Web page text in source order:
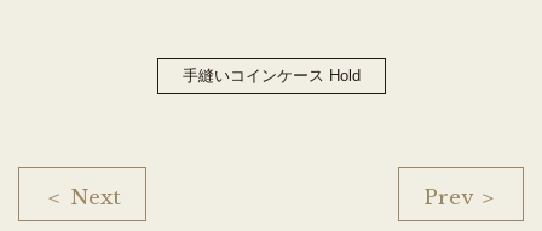
手縫いコインケース Hold
＜ Next Prev ＞